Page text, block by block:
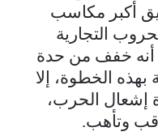
أكبر مكاسب
التجارية
أنه خفف من حدة
بهذه الخطوة، إلا
إشعال الحرب،
وتأهب.